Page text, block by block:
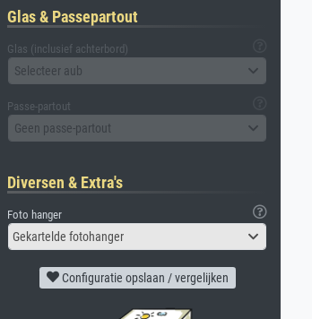
Glas & Passepartout
Glas (inclusief achterbord)
Selecteer aub
Passe-partout
Geen passe-partout
Diversen & Extra's
Foto hanger
Gekartelde fotohanger
Configuratie opslaan / vergelijken